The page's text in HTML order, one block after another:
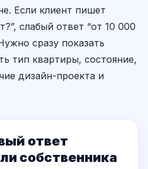
Если клиент пишет
слабый ответ “от 10 000
сразу показать
тип квартиры, состояние,
дизайн-проекта и
ответ
собственника